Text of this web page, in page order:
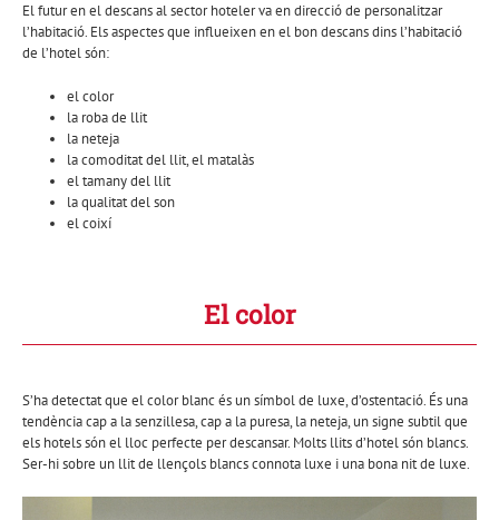
El futur en el descans al sector hoteler va en direcció de personalitzar
l’habitació. Els aspectes que influeixen en el bon descans dins l’habitació
de l’hotel són:
el color
la roba de llit
la neteja
la comoditat del llit, el matalàs
el tamany del llit
la qualitat del son
el coixí
El color
S’ha detectat que el color blanc és un símbol de luxe, d’ostentació. És una
tendència cap a la senzillesa, cap a la puresa, la neteja, un signe subtil que
els hotels són el lloc perfecte per descansar. Molts llits d’hotel són blancs.
Ser-hi sobre un llit de llençols blancs connota luxe i una bona nit de luxe.